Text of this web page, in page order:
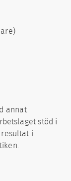
annat
stöd i
i